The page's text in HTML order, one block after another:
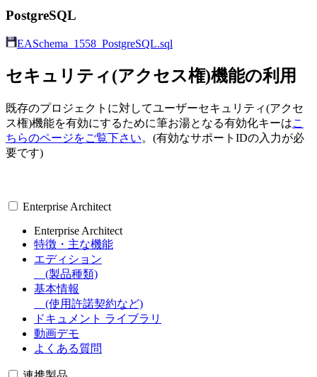
PostgreSQL
EASchema_1558_PostgreSQL.sql
セキュリティ(アクセス権)機能の利用
既存のプロジェクトに対してユーザーセキュリティ(アクセ
ス権)機能を有効にするために筆お湯となる有効化キーはこ
ちらのページをご覧下さい。(有効なサポートIDの入力が必
要です)
Enterprise Architect
Enterprise Architect
特徴・主な機能
エディション
(製品種類)
基本情報
(使用許諾契約など)
ドキュメント ライブラリ
動画デモ
よくある質問